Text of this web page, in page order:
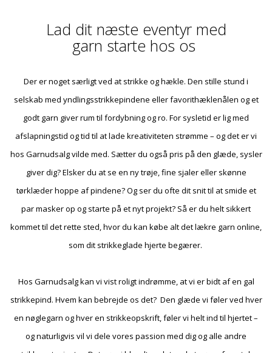
Lad dit næste eventyr med
garn starte hos os
Der er noget særligt ved at strikke og hækle. Den stille stund i
selskab med yndlingsstrikkepindene eller favorithæklenålen og et
godt garn giver rum til fordybning og ro. For sysletid er lig med
afslapningstid og tid til at lade kreativiteten strømme – og det er vi
hos Garnudsalg vilde med. Sætter du også pris på den glæde, sysler
giver dig? Elsker du at se en ny trøje, fine sjaler eller skønne
tørklæder hoppe af pindene? Og ser du ofte dit snit til at smide et
par masker op og starte på et nyt projekt? Så er du helt sikkert
kommet til det rette sted, hvor du kan købe alt det lækre garn online,
som dit strikkeglade hjerte begærer.
Hos Garnudsalg kan vi vist roligt indrømme, at vi er bidt af en gal
strikkepind. Hvem kan bebrejde os det? Den glæde vi føler ved hver
en nøglegarn og hver en strikkeopskrift, føler vi helt ind til hjertet –
og naturligvis vil vi dele vores passion med dig og alle andre